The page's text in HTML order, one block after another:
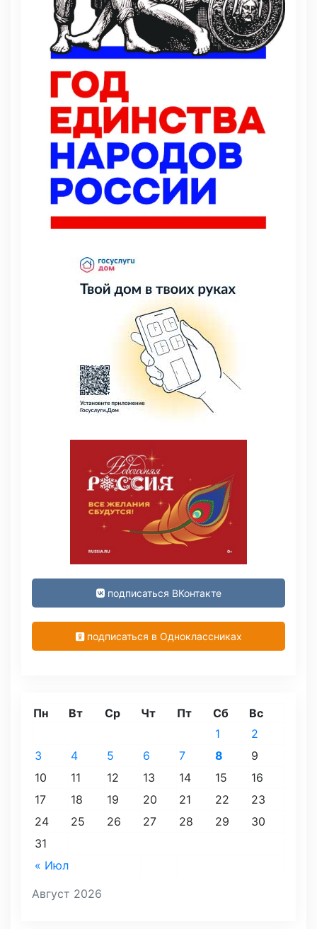
подписаться ВКонтакте
подписаться в Одноклассниках
Август 2026
Пн Вт Ср Чт Пт Сб Вс
« Июл
1
2
3
4 5 6 7 8
9
10
11 12 13 14 15
16
17
18 19 20 21 22
23
24
25 26 27 28 29
30
31